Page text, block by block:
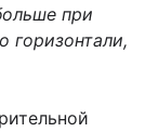
при
горизонтали,